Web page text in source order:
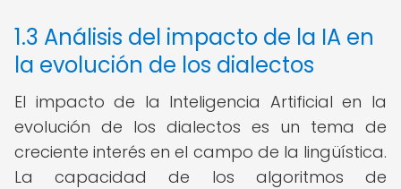
1.3 Análisis del impacto de la IA en
la evolución de los dialectos
El impacto de la Inteligencia Artificial en la
evolución de los dialectos es un tema de
creciente interés en el campo de la lingüística.
La capacidad de los algoritmos de